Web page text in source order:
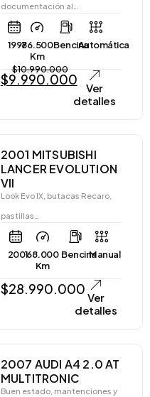
documentación al…
199786.500
Km
BencinaAutomática
$10.990.000
$9.990.000
Ver
detalles
2001 MITSUBISHI
LANCER EVOLUTION
VII
Look Evo IX, butacas Recaro,
pastillas…
200168.000
Km
BencinaManual
$28.990.000
Ver
detalles
2007 AUDI A4 2.0 AT
MULTITRONIC
Buen estado, mantenciones y